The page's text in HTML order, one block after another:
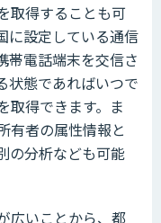
取得することも可
に設定している通信
帯電話端末を交信さ
状態であればいつで
取得できます。ま
有者の属性情報と
の分析なども可能
広いことから、都